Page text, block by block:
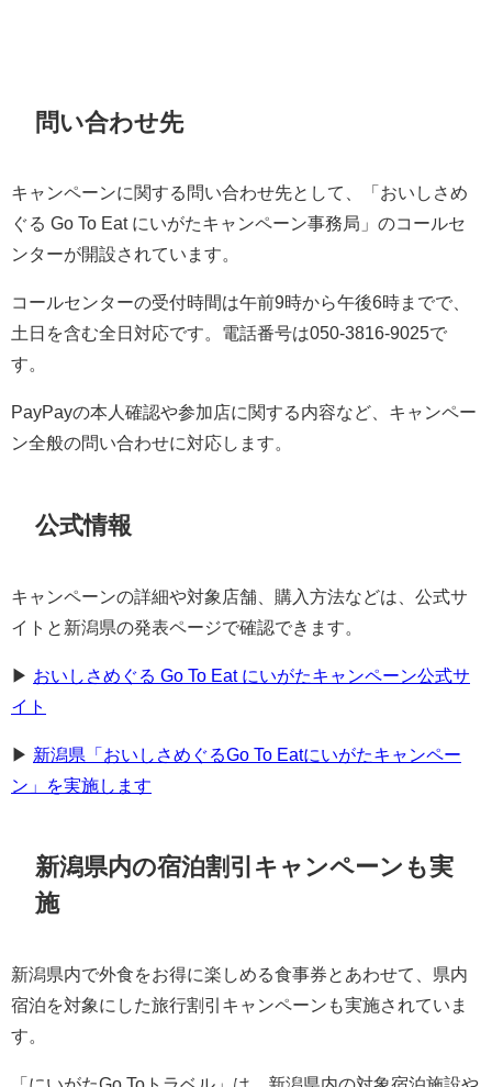
問い合わせ先
キャンペーンに関する問い合わせ先として、「おいしさめ
ぐる Go To Eat にいがたキャンペーン事務局」のコールセ
ンターが開設されています。
コールセンターの受付時間は午前9時から午後6時までで、
土日を含む全日対応です。電話番号は050-3816-9025で
す。
PayPayの本人確認や参加店に関する内容など、キャンペー
ン全般の問い合わせに対応します。
公式情報
キャンペーンの詳細や対象店舗、購入方法などは、公式サ
イトと新潟県の発表ページで確認できます。
▶︎ おいしさめぐる Go To Eat にいがたキャンペーン公式サ
イト
▶︎ 新潟県「おいしさめぐるGo To Eatにいがたキャンペー
ン」を実施します
新潟県内の宿泊割引キャンペーンも実
施
新潟県内で外食をお得に楽しめる食事券とあわせて、県内
宿泊を対象にした旅行割引キャンペーンも実施されていま
す。